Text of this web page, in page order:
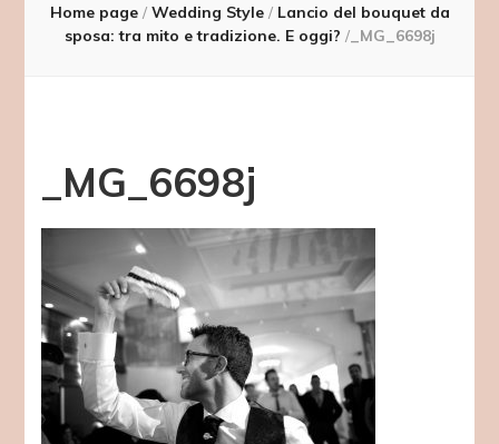
Home page / Wedding Style / Lancio del bouquet da
sposa: tra mito e tradizione. E oggi? /_MG_6698j
_MG_6698j